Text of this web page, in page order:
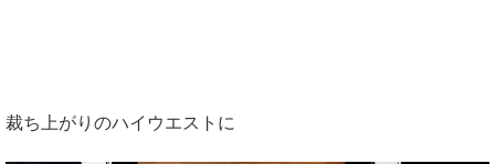
裁ち上がりのハイウエストに